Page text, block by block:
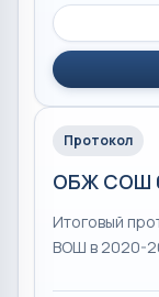
Протокол
ОБЖ СОШ
Итоговый
ВОШ в 2020-